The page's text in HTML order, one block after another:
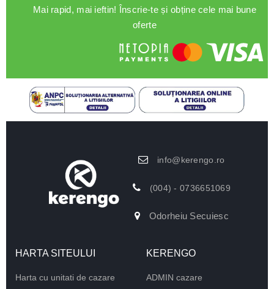
Mai rapid, mai ieftin! Înscrie-te și obține cele mai bune
oferte
info@kerengo.ro
(004) - 0736651069
Odorheiu Secuiesc
HARTA SITEULUI
Harta cu unitati de cazare
KERENGO
ADMIN cazare